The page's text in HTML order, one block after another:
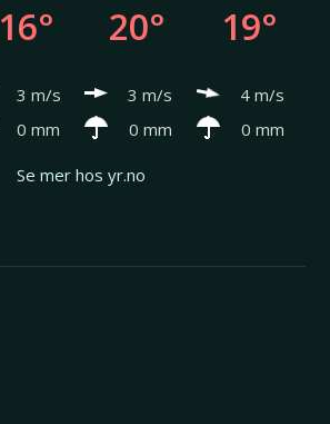
16°
3 m/s
0 mm
20°
3 m/s
0 mm
19°
4 m/s
0 mm
Se mer hos yr.no